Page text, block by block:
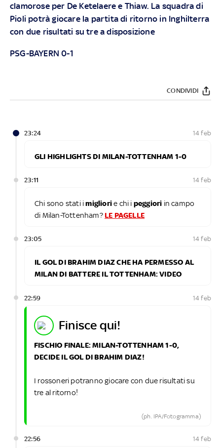
clamorose per De Ketelaere e Thiaw. La squadra di
Pioli potrà giocare la partita di ritorno in Inghilterra
con due risultati su tre a disposizione
PSG-BAYERN 0-1
CONDIVIDI
23:24 14 feb
GLI HIGHLIGHTS DI MILAN-TOTTENHAM 1-0
23:11 14 feb
Chi sono stati imigliorie chi i peggiori in campo
di Milan-Tottenham? LE PAGELLE
23:05 14 feb
IL GOL DI BRAHIM DIAZ CHE HA PERMESSO AL
MILAN DI BATTERE IL TOTTENHAM: VIDEO
22:59 14 feb
finisce qui!
FISCHIO FINALE: MILAN-TOTTENHAM 1-0,
DECIDE IL GOL DI BRAHIM DIAZ!
I rossoneri potranno giocare con due risultati su
tre al ritorno!
(ph. IPA/Fotogramma)
22:56 14 feb